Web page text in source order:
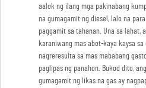
aalok ng ilang mga pakinabang
na gumagamit ng diesel, lalo na
paggamit sa tahanan. Una sa lahat,
karaniwang mas abot-kaya kaysa sa
nagreresulta sa mas mababang
paglipas ng panahon. Bukod dito,
gumagamit ng likas na gas ay